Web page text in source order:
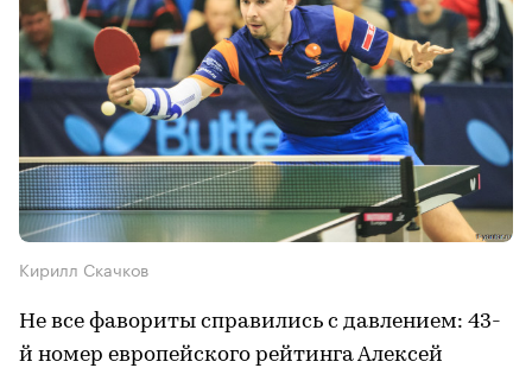
Кирилл Скачков
Не все фавориты справились с давлением: 43-
й номер европейского рейтинга Алексей